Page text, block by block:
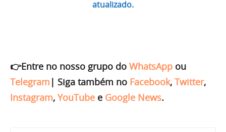
atualizado.
👉Entre no nosso grupo do WhatsApp ou
Telegram | Siga também no Facebook, Twitter,
Instagram, YouTube e Google News.